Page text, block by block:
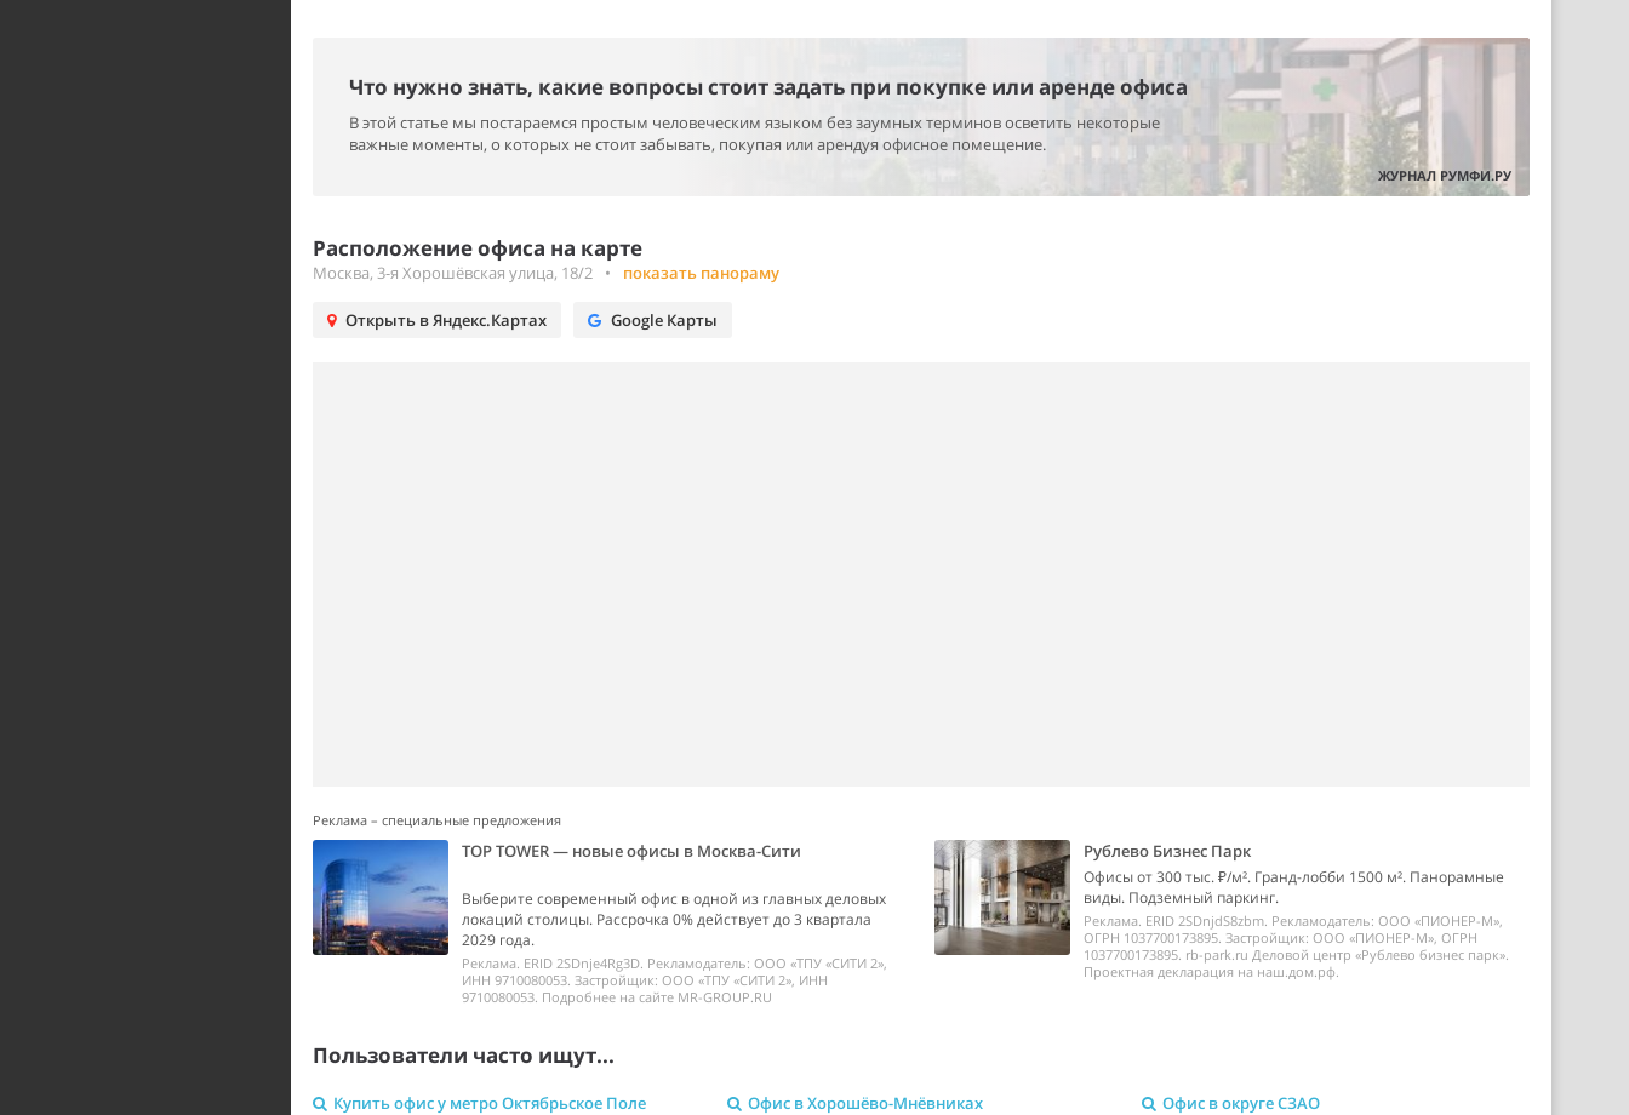
Что нужно знать, какие вопросы стоит задать при покупке или аренде офиса
В этой статье мы постараемся простым человеческим языком без заумных терминов осветить некоторые
важные моменты, о которых не стоит забывать, покупая или арендуя офисное помещение.
ЖУРНАЛ РУМФИ.РУ
Расположение офиса на карте
Москва, 3-я Хорошёвская улица, 18/2 • показать панораму
Открыть в Яндекс.Картах Google Карты
Реклама – специальные предложения
TOP TOWER — новые офисы в Москва-Сити
Выберите современный офис в одной из главных деловых
локаций столицы. Рассрочка 0% действует до 3 квартала
2029 года.
Реклама. ERID 2SDnje4Rg3D. Рекламодатель: ООО «ТПУ «СИТИ 2»,
ИНН 9710080053. Застройщик: ООО «ТПУ «СИТИ 2», ИНН
9710080053. Подробнее на сайте MR-GROUP.RU
Рублево Бизнес Парк
Офисы от 300 тыс. ₽/м². Гранд-лобби 1500 м². Панорамные
виды. Подземный паркинг.
Реклама. ERID 2SDnjdS8zbm. Рекламодатель: ООО «ПИОНЕР-М»,
ОГРН 1037700173895. Застройщик: ООО «ПИОНЕР-М», ОГРН
1037700173895. rb-park.ru Деловой центр «Рублево бизнес парк».
Проектная декларация на наш.дом.рф.
Пользователи часто ищут...
Купить офис у метро Октябрьское Поле Офис в Хорошёво-Мнёвниках
Офис в округе СЗАО